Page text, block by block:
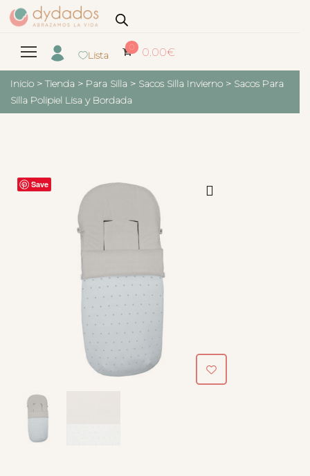
Lista
0 0.00€
Inicio > Tienda > Para Silla > Sacos Silla Invierno > Sacos Para
Silla Polipiel Lisa y Bordada
Save